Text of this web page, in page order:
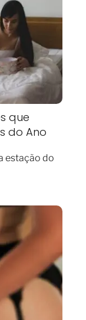
que
do Ano
estação do